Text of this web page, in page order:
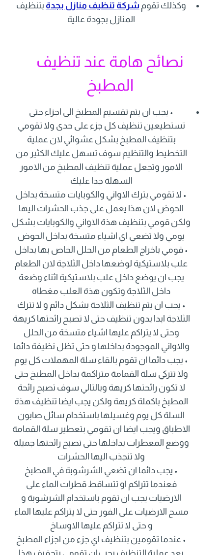
وكذلك تقوم شركة تنظيف منازل بجدة بتنظيف
المنازل بجودة عالية
نصائح هامة عند تنظيف
المطبخ
• يجب ان يتم تقسيم المطبخ الى اجزاء حتى
تستطيعين تنظيف كل جزء على حدى ولا تقومي
بتنظيف المطبخ بشكل عشوائي لان عملية
التخطيط والتنظيم سوف تسهل عليك الكثير من
الامور وتجعل عملية تنظيف المطبخ من الامور
السهلة جدا عليك
• لا تقومي بترك الاواني والكوبايات متسخة بداخل
الحوض لان هذا يعمل على جذب الحشرات اليها
ولكن قومي بتنظيف هذة الاواني والكوبايات بشكل
يومي ولا تضعي اي اشياء متسخة بداخل الحوض
• قومي باخراج الطعام من الحلل الخاص بها بداخل
علب بلاستيكية لوضعها داخل الثلاجة لان الطعام
يجب ان يوضع داخل علب بلاستيكية اثناء وضعة
داخل الثلاجة وتكون هذة العلب مغطاه
• يجب ان يتم تنظيف الثلاجة بشكل دائم و لا تترك
الثلاجة ابدا بدون تنظيف حتى لا تصبح رائحتها كريهة
وحتى لا يتراكم عليها اشياء متسخة من الحلل
والاواني الموجودة بداخلها و حتى تظل نظيفة دائما
• يجب دائما ان تقوم بالقاء سلة المهملات كل يوم
ولا تتركي سلة القمامة متراكمة بداخل المطبخ حتى
لا تكون رائحتها كريهة وبالتالي سوف تصبح رائحة
المطبخ باكملة كريهة ولكن يجب ايضا تنظيف هذة
السلة كل يوم وغسيلها باستخدام سائل صابون
الاطباق ويجب ايضا ان تقومي بتعطير سلة القمامة
ووضع المعطرات بداخلها حتى تصبح رائحتها جميلة
ولا تنجذب اليها الحشرات
• يجب دائما ان تضعي الشرشوبة في المطبخ
فعندما تتراكم او تتساقط قطرات الماء على
الارضيات يجب ان تقوم باستخدام الشرشوبة و
مسح الارضيات على الفور حتى لا يتراكم عليها الماء
و حتى لا تتراكم عليها الاوساخ
• عندما تقومين بتنظيف اي جزء من اجزاء المطبخ